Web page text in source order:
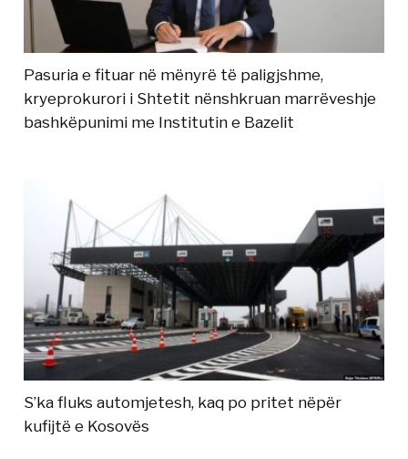
Pasuria e fituar në mënyrë të paligjshme,
kryeprokurori i Shtetit nënshkruan marrëveshje
bashkëpunimi me Institutin e Bazelit
S’ka fluks automjetesh, kaq po pritet nëpër
kufijtë e Kosovës